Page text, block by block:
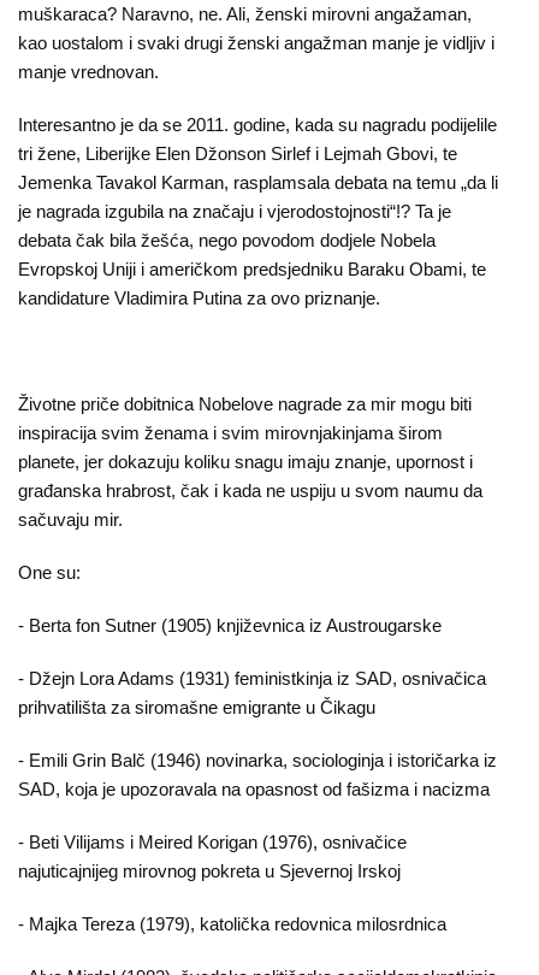
muškaraca? Naravno, ne. Ali, ženski mirovni angažaman,
kao uostalom i svaki drugi ženski angažman manje je vidljiv i
manje vrednovan.
Interesantno je da se 2011. godine, kada su nagradu podijelile
tri žene, Liberijke Elen Džonson Sirlef i Lejmah Gbovi, te
Jemenka Tavakol Karman, rasplamsala debata na temu „da li
je nagrada izgubila na značaju i vjerodostojnosti“!? Ta je
debata čak bila žešća, nego povodom dodjele Nobela
Evropskoj Uniji i američkom predsjedniku Baraku Obami, te
kandidature Vladimira Putina za ovo priznanje.
Životne priče dobitnica Nobelove nagrade za mir mogu biti
inspiracija svim ženama i svim mirovnjakinjama širom
planete, jer dokazuju koliku snagu imaju znanje, upornost i
građanska hrabrost, čak i kada ne uspiju u svom naumu da
sačuvaju mir.
One su:
- Berta fon Sutner (1905) književnica iz Austrougarske
- Džejn Lora Adams (1931) feministkinja iz SAD, osnivačica
prihvatilišta za siromašne emigrante u Čikagu
- Emili Grin Balč (1946) novinarka, sociologinja i istoričarka iz
SAD, koja je upozoravala na opasnost od fašizma i nacizma
- Beti Vilijams i Meired Korigan (1976), osnivačice
najuticajnijeg mirovnog pokreta u Sjevernoj Irskoj
- Majka Tereza (1979), katolička redovnica milosrdnica